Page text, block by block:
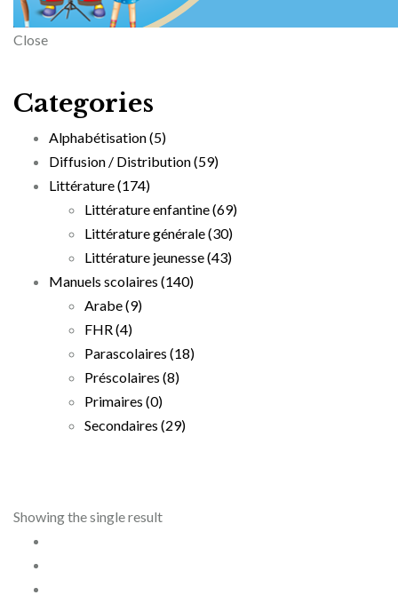
Close
Categories
Alphabétisation(5)
Diffusion / Distribution(59)
Littérature(174)
Littérature enfantine(69)
Littérature générale(30)
Littérature jeunesse(43)
Manuels scolaires (140)
Arabe(9)
FHR(4)
Parascolaires (18)
Préscolaires (8)
Primaires (0)
Secondaires (29)
Showing the single result